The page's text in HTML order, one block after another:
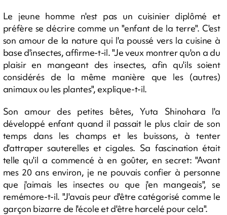
Le jeune homme n'est pas un cuisinier diplômé et
préfère se décrire comme un "enfant de la terre". C'est
son amour de la nature qui l'a poussé vers la cuisine à
base d'insectes, affirme-t-il. "Je veux montrer qu'on a du
plaisir en mangeant des insectes, afin qu'ils soient
considérés de la même manière que les (autres)
animaux ou les plantes", explique-t-il.
Son amour des petites bêtes, Yuta Shinohara l'a
développé enfant quand il passait le plus clair de son
temps dans les champs et les buissons, à tenter
d'attraper sauterelles et cigales. Sa fascination était
telle qu'il a commencé à en goûter, en secret: "Avant
mes 20 ans environ, je ne pouvais confier à personne
que j'aimais les insectes ou que j'en mangeais", se
remémore-t-il. "J'avais peur d'être catégorisé comme le
garçon bizarre de l'école et d'être harcelé pour cela".